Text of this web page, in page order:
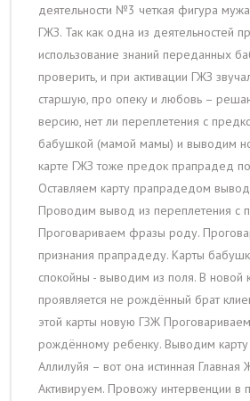
деятельности №3 четкая фигура
ГЖЗ. Так как одна из деятельностей
использование знаний переданных
проверить, и при активации ГЖЗ
старшую, про опеку и любовь –
версию, нет ли переплетения с
бабушкой (мамой мамы) и выводим
карте ГЖЗ тоже предок прапрадед
Оставляем карту прапрадедом
Проводим вывод из переплетения с
Проговариваем фразы роду.
признания прапрадеду. Карты
спокойны - выводим из поля. В новой
проявляется не рождённый брат
этой карты новую ГЗЖ
рождённому ребенку. Выводим карту
Аллилуйя – вот она истинная Главная
Активируем. Провожу интервенции в